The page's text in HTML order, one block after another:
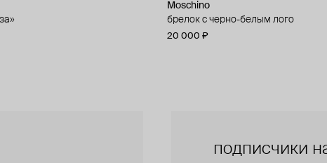
Moschino
брелок с черно-белым лого
20 000 ₽
серьги из бусин
Moschino
брелок с кошельком
47 000 ₽
подписчики